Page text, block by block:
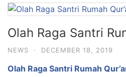
Olah Raga Santri
NEWS · DECEMBER 18, 2019
Olah Raga Santri Rumah